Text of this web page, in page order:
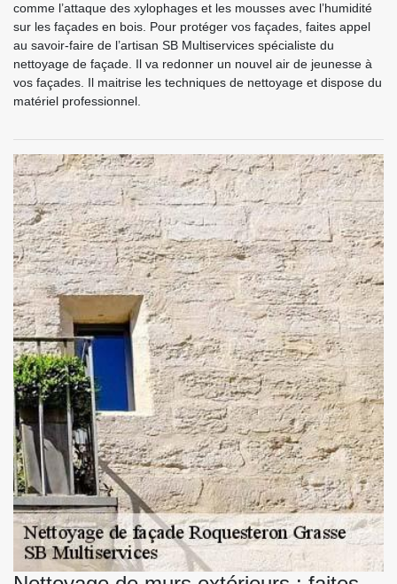
comme l’attaque des xylophages et les mousses avec l’humidité
sur les façades en bois. Pour protéger vos façades, faites appel
au savoir-faire de l’artisan SB Multiservices spécialiste du
nettoyage de façade. Il va redonner un nouvel air de jeunesse à
vos façades. Il maitrise les techniques de nettoyage et dispose du
matériel professionnel.